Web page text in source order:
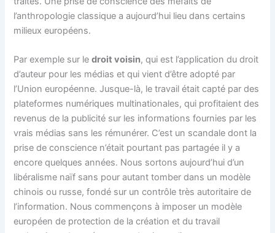
l’anthropologie classique a aujourd’hui lieu dans certains
milieux européens.
Par exemple sur ledroit voisin, qui est l’application du droit
d’auteur pour les médias et qui vient d’être adopté par
l’Union européenne. Jusque-là, le travail était capté par des
plateformes numériques multinationales, qui profitaient des
revenus de la publicité sur les informations fournies par les
vrais médias sans les rémunérer. C’est un scandale dont la
prise de conscience n’était pourtant pas partagée il y a
encore quelques années. Nous sortons aujourd’hui d’un
libéralisme naïf sans pour autant tomber dans un modèle
chinois ou russe, fondé sur un contrôle très autoritaire de
l’information. Nous commençons à imposer un modèle
européen de protection de la création et du travail